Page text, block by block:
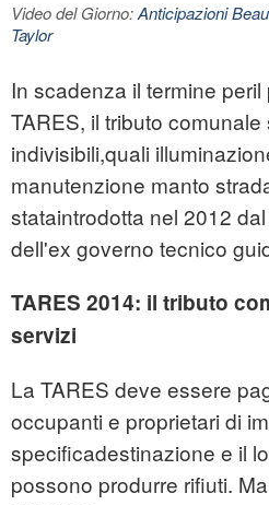
Video del Giorno:Anticipazioni
Taylor
In scadenza il termine
TARES, il tributo
indivisibili,quali
manutenzione manto
stataintrodotta nel 2012
dell'ex governo tecnico
TARES 2014: il tributo
servizi
La TARES deve essere
occupanti e proprietari di
specificadestinazione e il
possono produrre rifiuti.